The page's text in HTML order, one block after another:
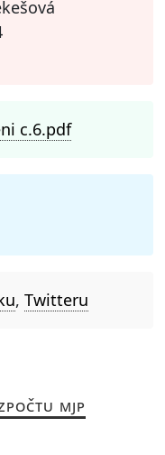
c.6.pdf
, Twitteru
MJP